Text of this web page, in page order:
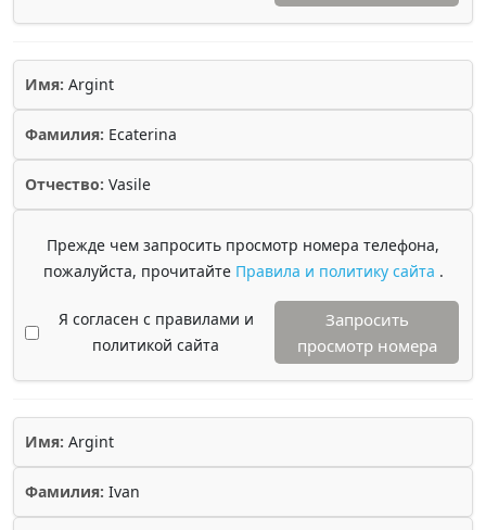
Имя: Argint
Фамилия: Ecaterina
Отчество: Vasile
Прежде чем запросить просмотр номера телефона,
пожалуйста, прочитайте Правила и политику сайта .
Я согласен с правилами и
политикой сайта
Запросить
просмотр номера
Имя: Argint
Фамилия: Ivan